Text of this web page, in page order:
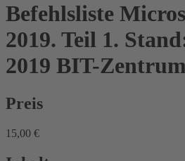
Befehlsliste
2019. Teil 1.
2019 BIT-
Preis
15,00 €